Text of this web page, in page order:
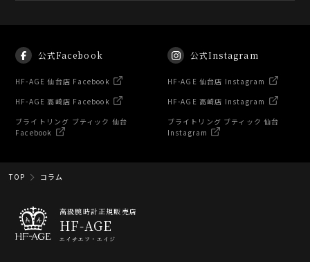
公式Facebook
HF-AGE 仙台店 Facebook
HF-AGE 高崎店 Facebook
ブライトリング ブティック 仙台
Facebook
公式Instagram
HF-AGE 仙台店 Instagram
HF-AGE 高崎店 Instagram
ブライトリング ブティック 仙台
Instagram
TOP コラム
高級腕時計正規販売店
HF-AGE
エイチエフ・エイジ